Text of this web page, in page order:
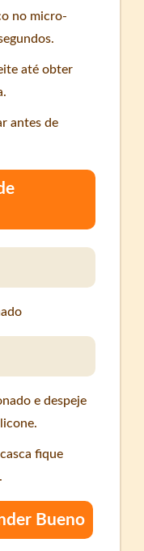
no micro-
até obter
antes de
e despeje
fique
Bueno